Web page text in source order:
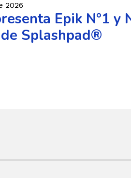
2026
Epik N°1 y
Splashpad®